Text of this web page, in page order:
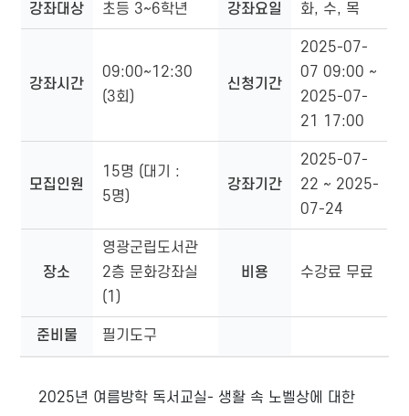
프
로
램
정
강좌대상 초등 3~6학년 강좌요일 화, 수, 목
강좌시간
09:00~12:30
(3회)
신청기간
2025-07-
07 09:00 ~
2025-07-
21 17:00
모집인원
15명 (대기 :
5명)
강좌기간
2025-07-
22 ~ 2025-
07-24
장소
영광군립도서관
2층 문화강좌실
(1)
비용 수강료 무료
준비물 필기도구
2025년 여름방학 독서교실- 생활 속 노벨상에 대한